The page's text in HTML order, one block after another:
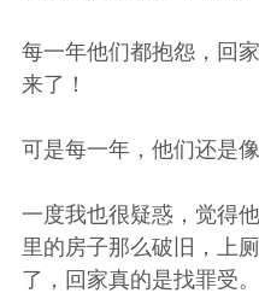
每一年他们都抱怨，回
来了！
可是每一年，他们还是
一度我也很疑惑，觉得
里的房子那么破旧，上
了，回家真的是找罪受。